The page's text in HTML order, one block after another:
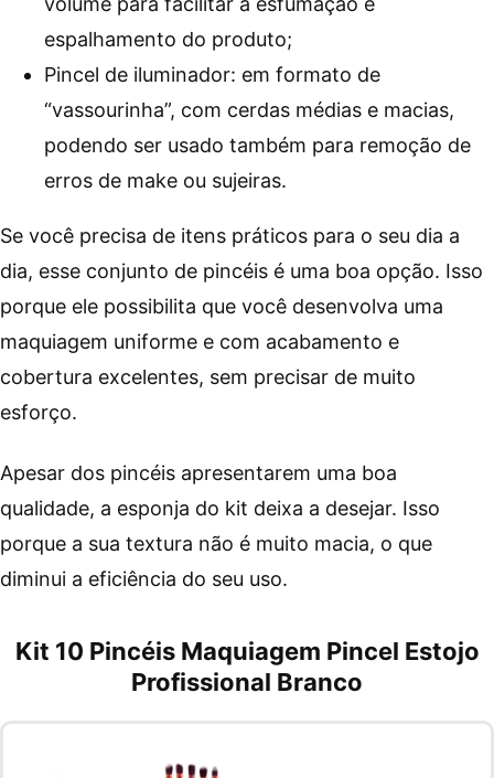
espalhamento do produto;
Pincel de iluminador: em formato de
“vassourinha”, com cerdas médias e macias,
podendo ser usado também para remoção de
erros de make ou sujeiras.
Se você precisa de itens práticos para o seu dia a
dia, esse conjunto de pincéis é uma boa opção. Isso
porque ele possibilita que você desenvolva uma
maquiagem uniforme e com acabamento e
cobertura excelentes, sem precisar de muito
esforço.
Apesar dos pincéis apresentarem uma boa
qualidade, a esponja do kit deixa a desejar. Isso
porque a sua textura não é muito macia, o que
diminui a eficiência do seu uso.
Kit 10 Pincéis Maquiagem Pincel Estojo
Profissional Branco